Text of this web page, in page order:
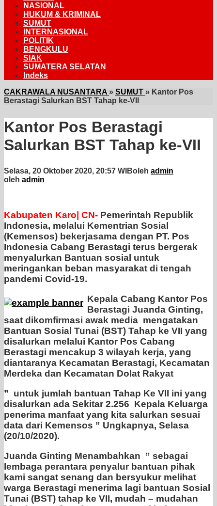
NASIONAL
HUKUM & KRIMINAL
SUMUT
INTERNASIONAL
POLITIK
BENGKULU
SIAK
SUMATERA SELATAN
Indeks
CAKRAWALA NUSANTARA » SUMUT » Kantor Pos
Berastagi Salurkan BST Tahap ke-VII
Kantor Pos Berastagi
Salurkan BST Tahap ke-VII
Selasa, 20 Oktober 2020, 20:57 WIBoleh admin
oleh admin
Kabupaten Karo| CN- Pemerintah Republik
Indonesia, melalui Kementrian Sosial
(Kemensos) bekerjasama dengan PT. Pos
Indonesia Cabang Berastagi terus bergerak
menyalurkan Bantuan sosial untuk
meringankan beban masyarakat di tengah
pandemi Covid-19.
Kepala Cabang Kantor Pos
Berastagi Juanda Ginting,
saat dikomfirmasi awak media mengatakan
Bantuan Sosial Tunai (BST) Tahap ke VII yang
disalurkan melalui Kantor Pos Cabang
Berastagi mencakup 3 wilayah kerja, yang
diantaranya Kecamatan Berastagi, Kecamatan
Merdeka dan Kecamatan Dolat Rakyat
” untuk jumlah bantuan Tahap Ke VII ini yang
disalurkan ada Sekitar 2.256 Kepala Keluarga
penerima manfaat yang kita salurkan sesuai
data dari Kemensos ” Ungkapnya, Selasa
(20/10/2020).
Juanda Ginting Menambahkan ” sebagai
lembaga perantara penyalur bantuan pihak
kami sangat senang dan bersyukur melihat
warga Berastagi menerima lagi bantuan Sosial
Tunai (BST) tahap ke VII, mudah – mudahan